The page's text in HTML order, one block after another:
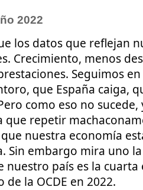
2022
los datos que reflejan
Crecimiento, menos
Seguimos
que España caiga,
como eso no sucede,
que repetir
nuestra economía
Sin embargo mira uno
nuestro país es la
la OCDE en 2022.